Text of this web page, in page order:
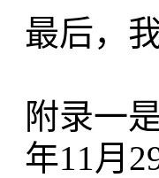
最后，
附录一
年11月